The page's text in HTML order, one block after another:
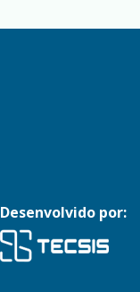
Desenvolvido por: